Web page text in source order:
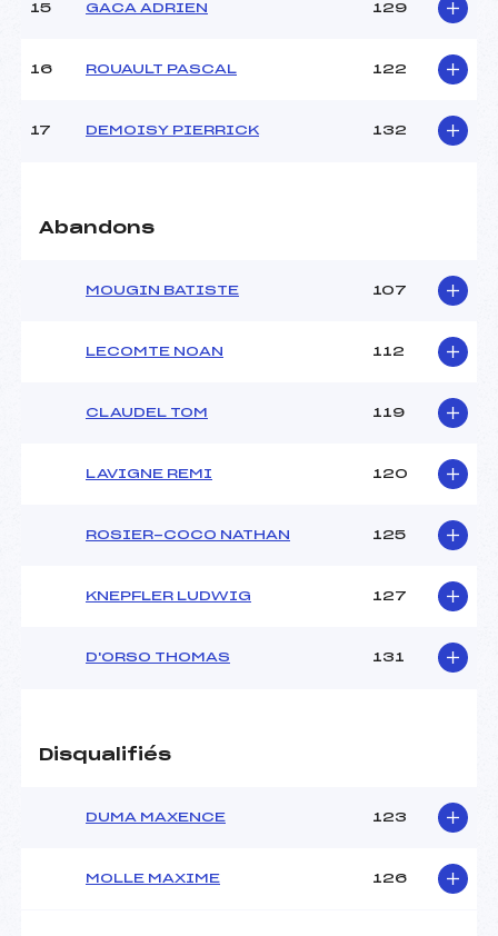
Température départ :
120.0000
Catégorie :
U18->Mas
15 GACA ADRIEN 129
16 ROUAULT PASCAL 122
17 DEMOISY PIERRICK 132
Abandons
MOUGIN BATISTE 107
LECOMTE NOAN 112
CLAUDEL TOM 119
LAVIGNE REMI 120
ROSIER-COCO NATHAN 125
KNEPFLER LUDWIG 127
D'ORSO THOMAS 131
Disqualifiés
DUMA MAXENCE 123
MOLLE MAXIME 126